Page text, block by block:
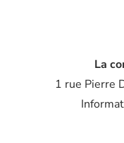
La
1 rue Pierre